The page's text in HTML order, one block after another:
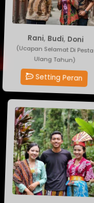
Rani,Budi,Doni
(Ucapan Selamat Di Pesta
Ulang Tahun)
Setting Peran